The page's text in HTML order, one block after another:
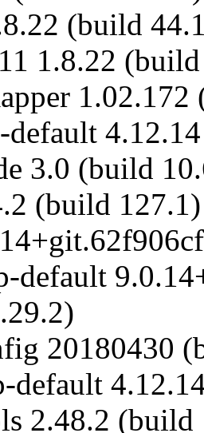
(build
1.8.22
3.0 (build
(build 127.1)
default
20180430
default
2.48.2 (build